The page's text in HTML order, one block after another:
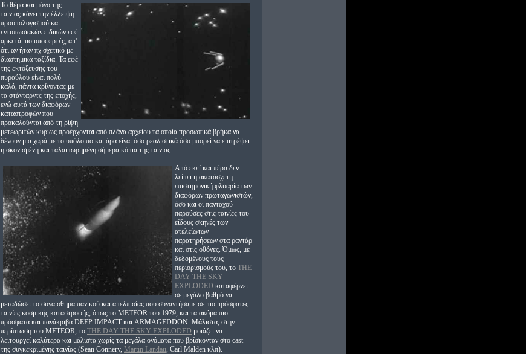
Το θέμα και μόνο της
ταινίας κάνει την έλλειψη
προϋπολογισμού και
εντυπωσιακών ειδικών εφέ
αρκετά πιο υποφερτές, απ’
ότι αν ήταν πχ σχετικό με
διαστημικά ταξίδια. Τα εφέ
της εκτόξευσης του
πυραύλου είναι πολύ
καλά, πάντα κρίνοντας με
τα στάνταρντς της εποχής,
ενώ αυτά των διαφόρων
καταστροφών που
προκαλούνται από τη ρίψη
μετεωριτών κυρίως προέρχονται από πλάνα αρχείου τα οποία προσωπικά βρήκα να
δένουν μια χαρά με το υπόλοιπο και άρα είναι όσο ρεαλιστικά όσο μπορεί να επιτρέψει
η σκονισμένη και ταλαιπωρημένη σήμερα κόπια της ταινίας.
Από εκεί και πέρα δεν
λείπει η ακατάσχετη
επιστημονική φλυαρία των
διαφόρων πρωταγωνιστών,
όσο και οι πανταχού
παρούσες στις ταινίες του
είδους σκηνές των
ατελείωτων
παρατηρήσεων στα ραντάρ
και στις οθόνες. Όμως, με
δεδομένους τους
περιορισμούς του, το THE
DAY THE SKY
EXPLODED καταφέρνει
σε μεγάλο βαθμό να
μεταδώσει το συναίσθημα πανικού και απελπισίας που συναντήσαμε σε πιο πρόσφατες
ταινίες κοσμικής καταστροφής, όπως το METEOR του 1979, και τα ακόμα πιο
πρόσφατα και πανάκριβα DEEP IMPACT και ARMAGEDDON. Μάλιστα, στην
περίπτωση του METEOR, το THE DAY THE SKY EXPLODED μοιάζει να
λειτουργεί καλύτερα και μάλιστα χωρίς τα μεγάλα ονόματα που βρίσκονταν στο cast
της συγκεκριμένης ταινίας (Sean Connery, Martin Landau, Carl Malden κλπ).